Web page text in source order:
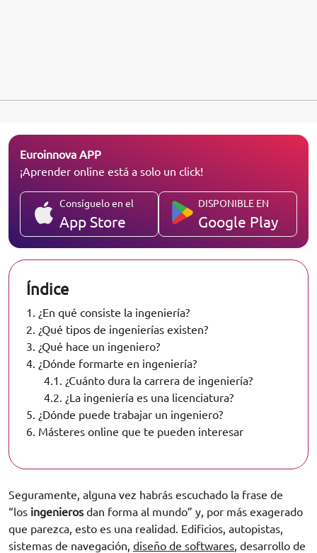
Euroinnova APP
¡Aprender online está a solo un click!
Consíguelo en el
App Store
DISPONIBLE EN
Google Play
Índice
1. ¿En qué consiste la ingeniería?
2. ¿Qué tipos de ingenierías existen?
3. ¿Qué hace un ingeniero?
4. ¿Dónde formarte en ingeniería?
4.1. ¿Cuánto dura la carrera de ingeniería?
4.2. ¿La ingeniería es una licenciatura?
5. ¿Dónde puede trabajar un ingeniero?
6. Másteres online que te pueden interesar
Seguramente, alguna vez habrás escuchado la frase de
“los ingenieros dan forma al mundo” y, por más exagerado
que parezca, esto es una realidad. Edificios, autopistas,
sistemas de navegación, diseño de softwares, desarrollo de